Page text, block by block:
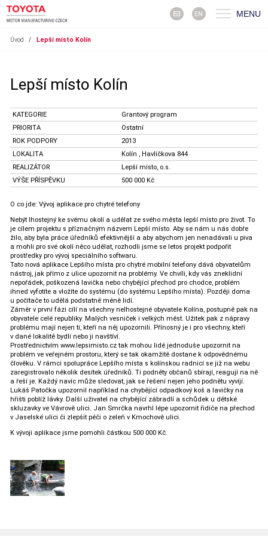
EN MENU
Úvod / Lepší místo Kolín
Lepší místo Kolín
KATEGORIE
Grantový program
PRIORITA
Ostatní
ROK PODPORY
2013
LOKALITA
Kolín , Havlíčkova 844
REALIZÁTOR
Lepší místo, o.s.
VÝŠE PŘÍSPĚVKU
500 000 Kč
O co jde: Vývoj aplikace pro chytré telefony
Nebýt lhostejný ke svému okolí a udělat ze svého města lepší místo pro život. To
je cílem projektu s příznačným názvem Lepší místo. Aby se nám u nás dobře
žilo, aby byla práce úředníků efektivnější a aby abychom jen nenadávali u piva
a mohli pro své okolí něco udělat, rozhodli jsme se letos projekt podpořit
prostředky pro vývoj speciálního softwaru.
Tato nová aplikace Lepšího místa pro chytré mobilní telefony dává obyvatelům
nástroj, jak přímo z ulice upozornit na problémy. Ve chvíli, kdy vás zneklidní
nepořádek, poškozená lavička nebo chybějící přechod pro chodce, problém
ihned vyfotíte a vložíte do systému (do systému Lepšího místa). Později doma
u počítače to udělá podstatně méně lidí.
Záměr v první fázi cílí na všechny nelhostejné obyvatele Kolína, postupně pak na
obyvatele celé republiky. Malých vesniček i velkých měst. Užitek pak z nápravy
problému mají nejen ti, kteří na něj upozornili. Přínosný je i pro všechny, kteří
v dané lokalitě bydlí nebo ji navštíví.
Prostřednictvím www.lepsimisto.cz tak mohou lidé jednoduše upozornit na
problém ve veřejném prostoru, který se tak okamžitě dostane k odpovědnému
člověku. V rámci spolupráce Lepšího místa s kolínskou radnicí se již na webu
zaregistrovalo několik desítek úředníků. Ti podněty občanů sbírají, reagují na ně
a řeší je. Každý navíc může sledovat, jak se řešení nejen jeho podnětu vyvíjí.
Lukáš Patočka upozornil například na chybějící odpadkový koš a lavičky na
hřišti poblíž lávky. Další uživatel na chybějící zábradlí a schůdek u dětské
skluzavky ve Vávrově ulici. Jan Smrčka navrhl lépe upozornit řidiče na přechod
v Jaselské ulici či zlepšit péči o zeleň v Kmochově ulici.
K vývoji aplikace jsme pomohli částkou 500 000 Kč.